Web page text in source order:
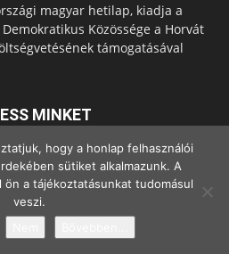
magyar hetilap, kiadja a
Közössége a Horvát
támogatásával
MINKET
Minden jog fenntartva.
hogy a honlap felhasználói
sütiket alkalmazunk. A
ön a tájékoztatásunkat tudomásul
veszi.